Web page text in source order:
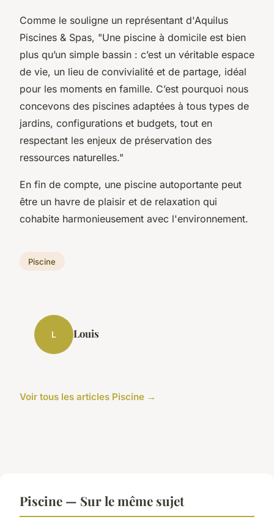
Comme le souligne un représentant d'Aquilus
Piscines & Spas, "Une piscine à domicile est bien
plus qu’un simple bassin : c’est un véritable espace
de vie, un lieu de convivialité et de partage, idéal
pour les moments en famille. C’est pourquoi nous
concevons des piscines adaptées à tous types de
jardins, configurations et budgets, tout en
respectant les enjeux de préservation des
ressources naturelles."
En fin de compte, une piscine autoportante peut
être un havre de plaisir et de relaxation qui
cohabite harmonieusement avec l'environnement.
Piscine
L Louis
Voir tous les articles Piscine →
Piscine — Sur le même sujet